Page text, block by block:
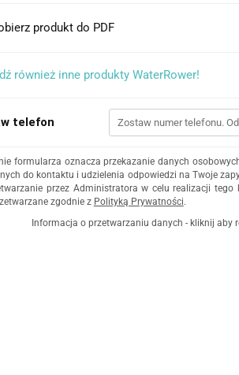
produkt do PDF
również inne produkty WaterRower!
telefon
formularza oznacza przekazanie danych
do kontaktu i udzielenia odpowiedzi na Twoje
przez Administratora w celu realizacji tego
zgodnie z Polityką Prywatności.
Informacja o przetwarzaniu danych - kliknij aby